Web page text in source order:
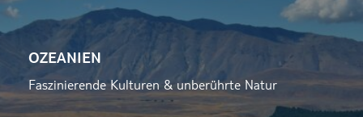
OZEANIEN
Faszinierende Kulturen & unberührte Natur